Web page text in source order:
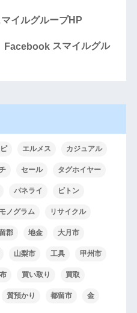
マイルグループHP
スマイルグル
エルメス カジュアル
セール タグホイヤー
パネライ ビトン
モノグラム リサイクル
郡 地金 大月市
山梨市 工具 甲州市
買い取り 買取
質預かり 都留市 金